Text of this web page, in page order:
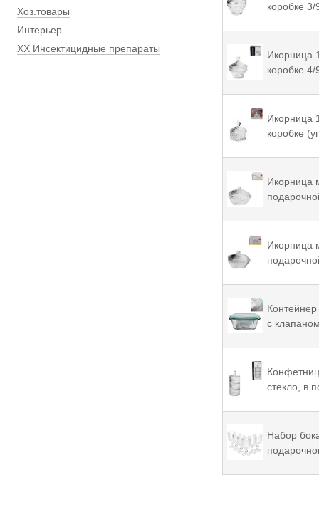
Хоз.товары
Интерьер
ХХ Инсектицидные препараты
коробке 3/
Икорница
коробке 4/
Икорница
коробке
Икорница
Икорница
с
стекло, в
Набор